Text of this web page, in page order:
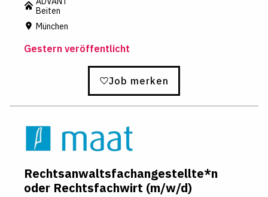
Beiten
München
Gestern veröffentlicht
Job merken
Rechtsanwaltsfachangestellte*n
oder Rechtsfachwirt (m/w/d)